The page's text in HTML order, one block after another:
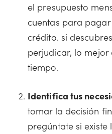
el presupuesto
cuentas para
crédito. si
perjudicar, lo mejor
tiempo.
Identifica tus
tomar la decisión
pregúntate si